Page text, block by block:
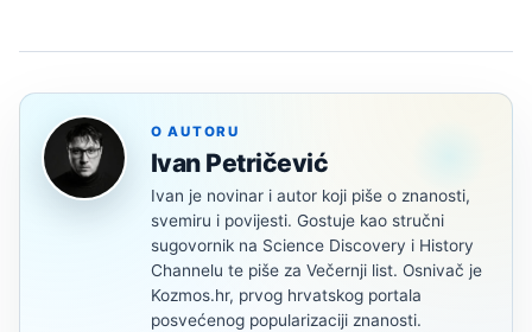
O AUTORU
Ivan Petričević
Ivan je novinar i autor koji piše o znanosti,
svemiru i povijesti. Gostuje kao stručni
sugovornik na Science Discovery i History
Channelu te piše za Večernji list. Osnivač je
Kozmos.hr, prvog hrvatskog portala
posvećenog popularizaciji znanosti.